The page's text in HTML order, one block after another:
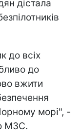
дістала
до всіх
до
вжити
морі", -
МЗС.